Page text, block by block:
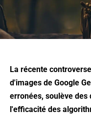
La récente
d'images de Google
erronées, soulève
l'efficacité des